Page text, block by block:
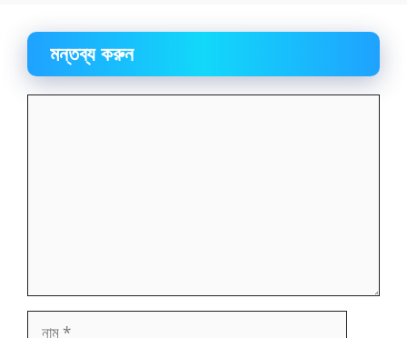
মন্তব্য করুন